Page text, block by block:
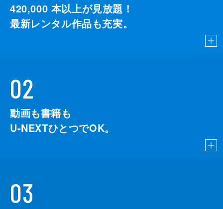
420,000 本以上が見放題！
最新レンタル作品も充実。
02
動画も書籍も
U-NEXTひとつでOK。
03